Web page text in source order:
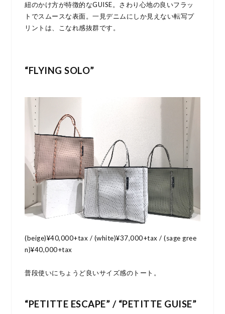
紐のかけ方が特徴的なGUISE。さわり心地の良いフラッ
トでスムースな表面。一見デニムにしか見えない転写プ
リントは、こなれ感抜群です。
“FLYING SOLO”
(beige)¥40,000+tax / (white)¥37,000+tax / (sage gree
n)¥40,000+tax
普段使いにちょうど良いサイズ感のトート。
“PETITTE ESCAPE” / “PETITTE GUISE”